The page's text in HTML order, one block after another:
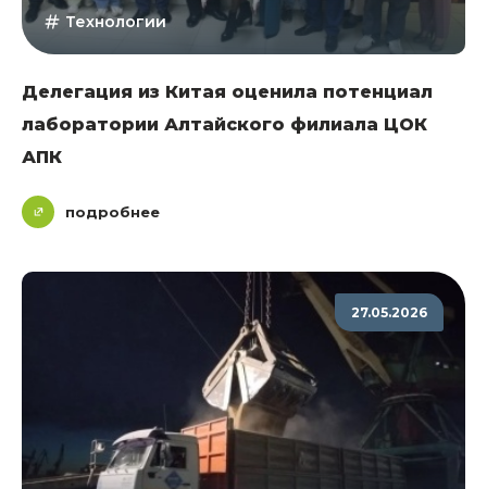
Технологии
Делегация из Китая оценила потенциал
лаборатории Алтайского филиала ЦОК
АПК
подробнее
27.05.2026